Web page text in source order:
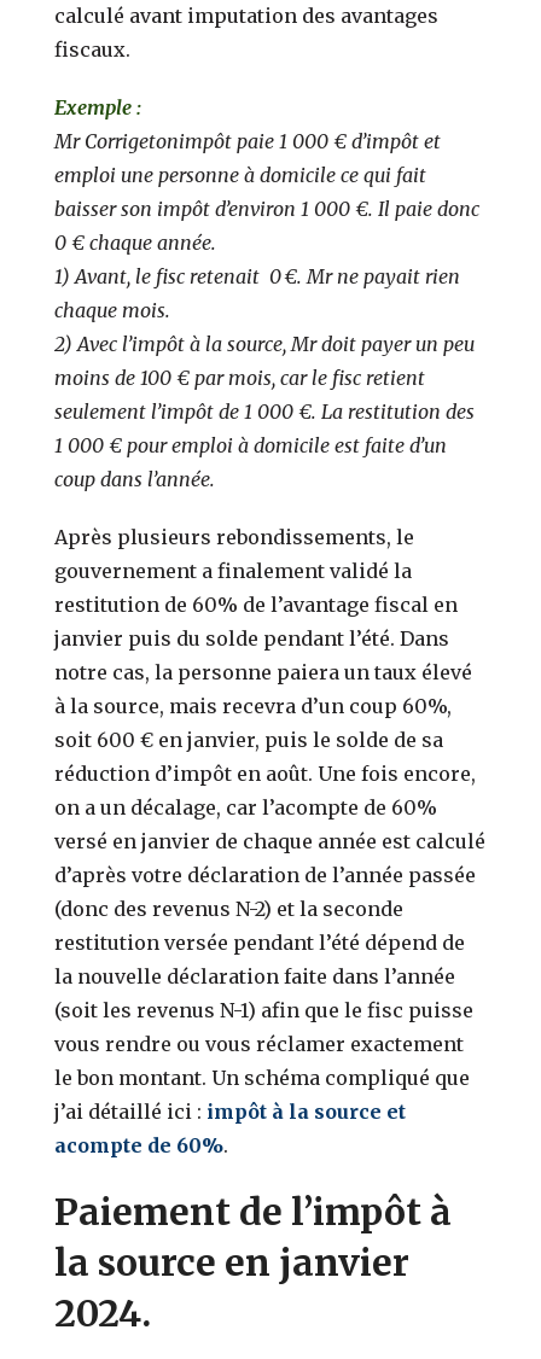
calculé avant imputation des avantages
fiscaux.
Exemple :
Mr Corrigetonimpôt paie 1 000 € d’impôt et
emploi une personne à domicile ce qui fait
baisser son impôt d’environ 1 000 €. Il paie donc
0 € chaque année.
1) Avant, le fisc retenait 0 €. Mr ne payait rien
chaque mois.
2) Avec l’impôt à la source, Mr doit payer un peu
moins de 100 € par mois, car le fisc retient
seulement l’impôt de 1 000 €. La restitution des
1 000 € pour emploi à domicile est faite d’un
coup dans l’année.
Après plusieurs rebondissements, le
gouvernement a finalement validé la
restitution de 60% de l’avantage fiscal en
janvier puis du solde pendant l’été. Dans
notre cas, la personne paiera un taux élevé
à la source, mais recevra d’un coup 60%,
soit 600 € en janvier, puis le solde de sa
réduction d’impôt en août. Une fois encore,
on a un décalage, car l’acompte de 60%
versé en janvier de chaque année est calculé
d’après votre déclaration de l’année passée
(donc des revenus N-2) et la seconde
restitution versée pendant l’été dépend de
la nouvelle déclaration faite dans l’année
(soit les revenus N-1) afin que le fisc puisse
vous rendre ou vous réclamer exactement
le bon montant. Un schéma compliqué que
j’ai détaillé ici : impôt à la source et
acompte de 60%.
Paiement de l’impôt à
la source en janvier
2024.